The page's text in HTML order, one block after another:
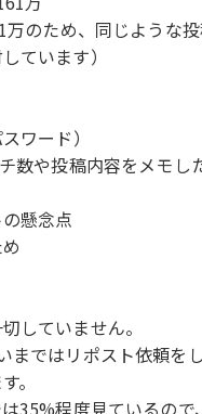
のため、同じような
ています）
ワード）
数や投稿内容をメモし
懸念点
していません。
まではリポスト依頼
。
35%程度見ているの